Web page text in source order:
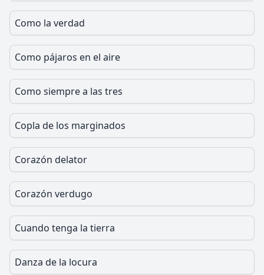
Como la verdad
Como pájaros en el aire
Como siempre a las tres
Copla de los marginados
Corazón delator
Corazón verdugo
Cuando tenga la tierra
Danza de la locura